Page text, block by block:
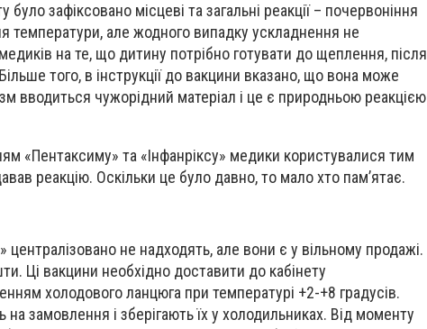
зафіксовано місцеві та загальні реакції – почервоніння
температури, але жодного випадку ускладнення не
на те, що дитину потрібно готувати до щеплення, після
того, в інструкції до вакцини вказано, що вона може
вводиться чужорідний матеріал і це є природньою реакцією
«Пентаксиму» та «Інфанріксу» медики користувалися тим
реакцію. Оскільки це було давно, то мало хто пам’ятає.
централізовано не надходять, але вони є у вільному продажі.
Ці вакцини необхідно доставити до кабінету
холодового ланцюга при температурі +2-+8 градусів.
на замовлення і зберігають їх у холодильниках. Від моменту